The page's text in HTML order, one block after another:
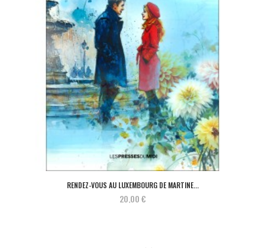
RENDEZ-VOUS AU LUXEMBOURG DE MARTINE...
20,00 €